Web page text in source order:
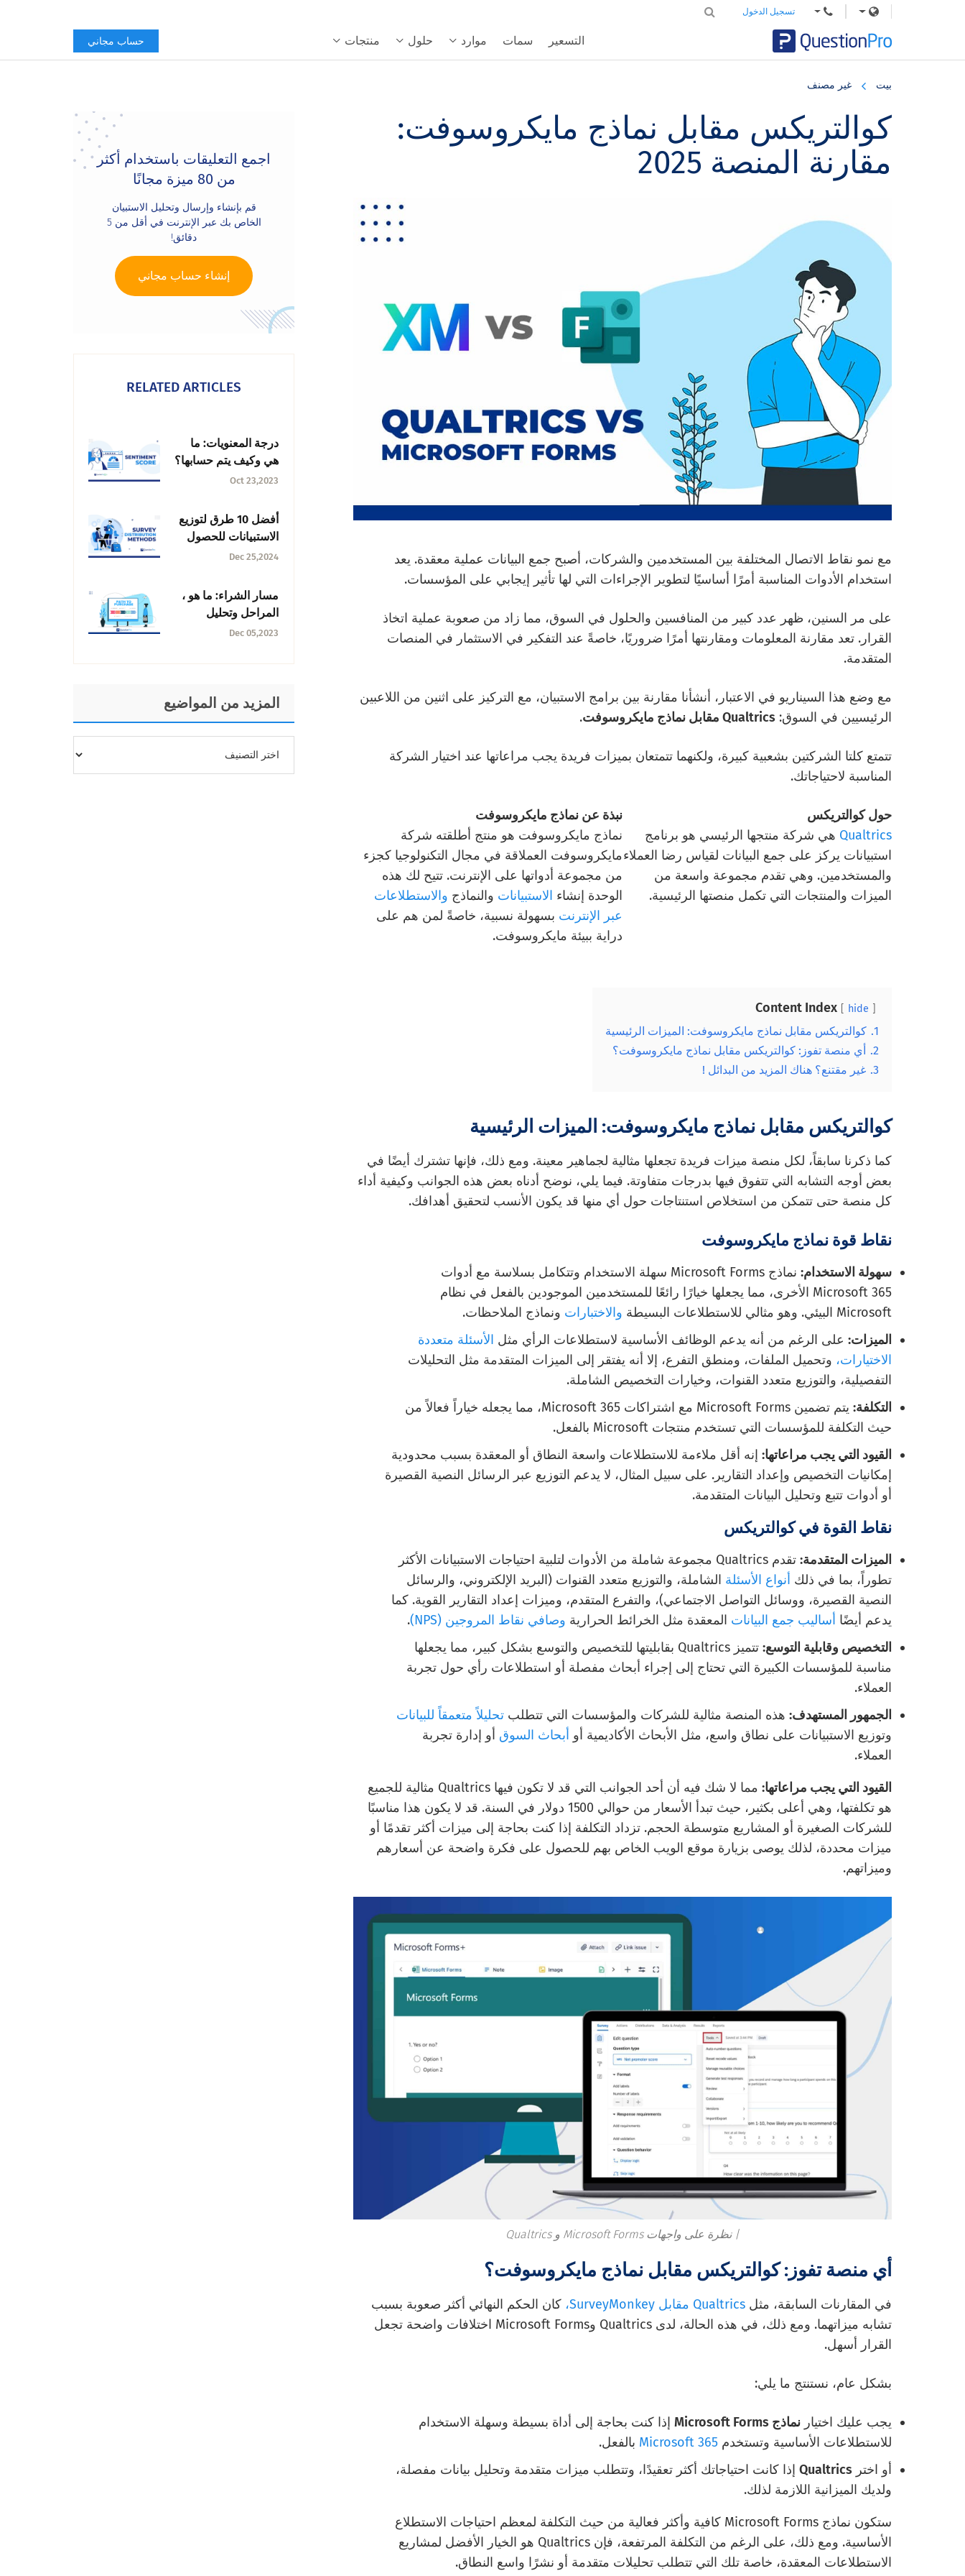
منتجات حلول موارد سمات التسعير
تسجيل الدخول
حساب مجاني
بيت غير مصنف
كوالتريكس مقابل نماذج مايكروسوفت:
مقارنة المنصة 2025
مع نمو نقاط الاتصال المختلفة بين المستخدمين والشركات، أصبح جمع البيانات عملية معقدة. يعد
استخدام الأدوات المناسبة أمرًا أساسيًا لتطوير الإجراءات التي لها تأثير إيجابي على المؤسسات.
على مر السنين، ظهر عدد كبير من المنافسين والحلول في السوق، مما زاد من صعوبة عملية اتخاذ
القرار. تعد مقارنة المعلومات ومقارنتها أمرًا ضروريًا، خاصةً عند التفكير في الاستثمار في المنصات
المتقدمة.
مع وضع هذا السيناريو في الاعتبار، أنشأنا مقارنة بين برامج الاستبيان، مع التركيز على اثنين من اللاعبين
الرئيسيين في السوق: Qualtrics مقابل نماذج مايكروسوفت .
تتمتع كلتا الشركتين بشعبية كبيرة، ولكنهما تتمتعان بميزات فريدة يجب مراعاتها عند اختيار الشركة
المناسبة لاحتياجاتك.
حول كوالتريكس
Qualtrics هي شركة منتجها الرئيسي هو برنامج
استبيانات يركز على جمع البيانات لقياس رضا العملاء
والمستخدمين. وهي تقدم مجموعة واسعة من
الميزات والمنتجات التي تكمل منصتها الرئيسية.
نبذة عن نماذج مايكروسوفت
نماذج مايكروسوفت هو منتج أطلقته شركة
مايكروسوفت العملاقة في مجال التكنولوجيا كجزء
من مجموعة أدواتها على الإنترنت. تتيح لك هذه
الوحدة إنشاء الاستبيانات والنماذج والاستطلاعات
عبر الإنترنت بسهولة نسبية، خاصةً لمن هم على
دراية ببيئة مايكروسوفت.
Content Index hide
1. كوالتريكس مقابل نماذج مايكروسوفت: الميزات الرئيسية
2. أي منصة تفوز: كوالتريكس مقابل نماذج مايكروسوفت؟
3. غير مقتنع؟ هناك المزيد من البدائل !
كوالتريكس مقابل نماذج مايكروسوفت: الميزات الرئيسية
كما ذكرنا سابقاً، لكل منصة ميزات فريدة تجعلها مثالية لجماهير معينة. ومع ذلك، فإنها تشترك أيضًا في
بعض أوجه التشابه التي تتفوق فيها بدرجات متفاوتة. فيما يلي، نوضح أدناه بعض هذه الجوانب وكيفية أداء
كل منصة حتى تتمكن من استخلاص استنتاجات حول أي منها قد يكون الأنسب لتحقيق أهدافك.
نقاط قوة نماذج مايكروسوفت
سهولة الاستخدام:
نماذج Microsoft Forms سهلة الاستخدام وتتكامل بسلاسة مع أدوات
Microsoft 365 الأخرى، مما يجعلها خيارًا رائعًا للمستخدمين الموجودين بالفعل في نظام
Microsoft البيئي. وهو مثالي للاستطلاعات البسيطة
والاختبارات ونماذج الملاحظات.
الميزات: على الرغم من أنه يدعم الوظائف الأساسية لاستطلاعات الرأي مثل الأسئلة متعددة
الاختيارات، وتحميل الملفات، ومنطق التفرع، إلا أنه يفتقر إلى الميزات المتقدمة مثل التحليلات
التفصيلية، والتوزيع متعدد القنوات، وخيارات التخصيص الشاملة.
التكلفة:
يتم تضمين Microsoft Forms مع اشتراكات Microsoft 365، مما يجعله خياراً فعالاً من
حيث التكلفة للمؤسسات التي تستخدم منتجات Microsoft بالفعل.
القيود التي يجب مراعاتها: إنه أقل ملاءمة للاستطلاعات واسعة النطاق أو المعقدة بسبب محدودية
إمكانيات التخصيص وإعداد التقارير. على سبيل المثال، لا يدعم التوزيع عبر الرسائل النصية القصيرة
أو أدوات تتبع وتحليل البيانات المتقدمة.
نقاط القوة في كوالتريكس
الميزات المتقدمة:
تقدم Qualtrics مجموعة شاملة من الأدوات لتلبية احتياجات الاستبيانات الأكثر
تطوراً، بما في ذلك أنواع الأسئلة الشاملة، والتوزيع متعدد القنوات (البريد الإلكتروني، والرسائل
النصية القصيرة، ووسائل التواصل الاجتماعي)، والتفرع المتقدم، وميزات إعداد التقارير القوية. كما
يدعم أيضًا أساليب جمع البيانات المعقدة مثل الخرائط الحرارية وصافي نقاط المروجين (NPS)
.
التخصيص وقابلية التوسع:
تتميز Qualtrics بقابليتها للتخصيص والتوسع بشكل كبير، مما يجعلها
مناسبة للمؤسسات الكبيرة التي تحتاج إلى إجراء أبحاث مفصلة أو استطلاعات رأي حول تجربة
العملاء.
الجمهور المستهدف: هذه المنصة مثالية للشركات والمؤسسات التي تتطلب تحليلاً متعمقاً للبيانات
وتوزيع الاستبيانات على نطاق واسع، مثل الأبحاث الأكاديمية أو أبحاث السوق أو إدارة تجربة
العملاء.
القيود التي يجب مراعاتها:
مما لا شك فيه أن أحد الجوانب التي قد لا تكون فيها Qualtrics مثالية للجميع
هو تكلفتها، وهي أعلى بكثير، حيث تبدأ الأسعار من حوالي 1500 دولار في السنة. قد لا يكون هذا مناسبًا
للشركات الصغيرة أو المشاريع متوسطة الحجم. تزداد التكلفة إذا كنت بحاجة إلى ميزات أكثر تقدمًا أو
ميزات محددة، لذلك يوصى بزيارة موقع الويب الخاص بهم للحصول على فكرة واضحة عن أسعارهم
وميزاتهم.
| نظرة على واجهات Microsoft Forms و Qualtrics
أي منصة تفوز: كوالتريكس مقابل نماذج مايكروسوفت؟
في المقارنات السابقة، مثل Qualtrics مقابل SurveyMonkey،
كان الحكم النهائي أكثر صعوبة بسبب
تشابه ميزاتهما. ومع ذلك، في هذه الحالة، لدى Qualtrics وMicrosoft Forms اختلافات واضحة تجعل
القرار أسهل.
بشكل عام، نستنتج ما يلي:
يجب عليك اختيار نماذج Microsoft Forms
إذا كنت بحاجة إلى أداة بسيطة وسهلة الاستخدام
للاستطلاعات الأساسية وتستخدم Microsoft 365 بالفعل.
أو اختر Qualtrics إذا كانت احتياجاتك أكثر تعقيدًا، وتتطلب ميزات متقدمة وتحليل بيانات مفصلة،
ولديك الميزانية اللازمة لذلك.
ستكون نماذج Microsoft Forms كافية وأكثر فعالية من حيث التكلفة لمعظم احتياجات الاستطلاع
الأساسية. ومع ذلك، على الرغم من التكلفة المرتفعة، فإن Qualtrics هو الخيار الأفضل لمشاريع
الاستطلاعات المعقدة، خاصة تلك التي تتطلب تحليلات متقدمة أو نشرًا واسع النطاق.
Sidebar
اجمع التعليقات باستخدام أكثر
من 80 ميزة مجانًا
قم بإنشاء وإرسال وتحليل الاستبيان
الخاص بك عبر الإنترنت في أقل من 5
دقائق!
إنشاء حساب مجاني
RELATED ARTICLES
درجة المعنويات: ما
هي وكيف يتم حسابها؟
Oct 23,2023
أفضل 10 طرق لتوزيع
الاستبيانات للحصول
على استجابات أفضل
Dec 25,2024
مسار الشراء: ما هو ،
المراحل وتحليل
البيانات
Dec 05,2023
المزيد من المواضيع
المواضيع